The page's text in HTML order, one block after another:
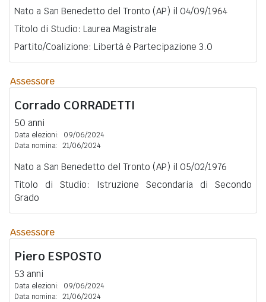
Nato a San Benedetto del Tronto (AP) il 04/09/1964
Titolo di Studio: Laurea Magistrale
Partito/Coalizione: Libertà è Partecipazione 3.0
Assessore
Corrado CORRADETTI
50 anni
Data elezioni:
09/06/2024
Data nomina: 21/06/2024
Nato a San Benedetto del Tronto (AP) il 05/02/1976
Titolo di Studio: Istruzione Secondaria di Secondo
Grado
Assessore
Piero ESPOSTO
53 anni
Data elezioni:
09/06/2024
Data nomina: 21/06/2024